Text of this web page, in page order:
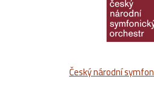
Český národní